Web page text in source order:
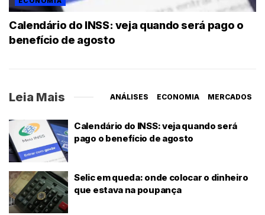
Calendário do INSS: veja quando será pago o
benefício de agosto
Leia Mais ANÁLISES ECONOMIA MERCADOS
Calendário do INSS: veja quando será
pago o benefício de agosto
Selic em queda: onde colocar o dinheiro
que estava na poupança